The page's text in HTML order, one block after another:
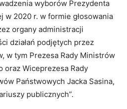
wyborów Prezydenta
w 2020 r. w formie głosowania
organy administracji
działań podjętych przez
w tym Prezesa Rady Ministrów
oraz Wiceprezesa Rady
Państwowych Jacka Sasina,
publicznych”.